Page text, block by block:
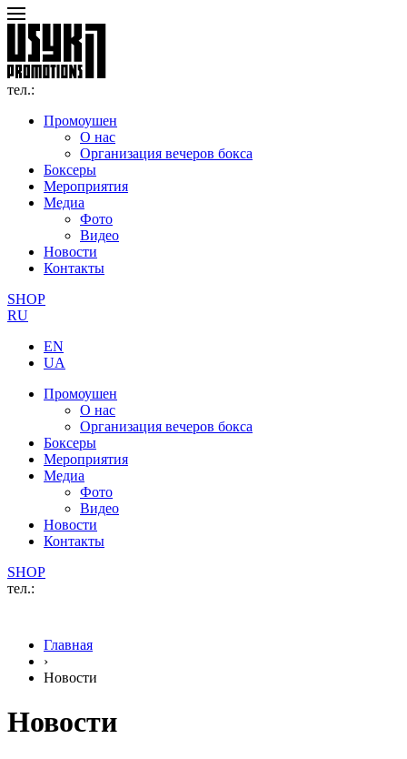
тел.:
Промоушен
О нас
Организация вечеров бокса
Боксеры
Мероприятия
Медиа
Фото
Видео
Новости
Контакты
SHOP
RU
EN
UA
Промоушен
О нас
Организация вечеров бокса
Боксеры
Мероприятия
Медиа
Фото
Видео
Новости
Контакты
SHOP
тел.:
Главная
›
Новости
Новости